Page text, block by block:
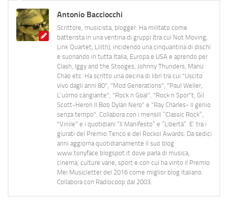
Antonio Bacciocchi
Scrittore, musicista, blogger. Ha militato come
batterista in una ventina di gruppi (tra cui Not Moving,
Link Quartet, Lilith), incidendo una cinquantina di dischi
e suonando in tutta Italia, Europa e USA e aprendo per
Clash, Iggy and the Stooges, Johnny Thunders, Manu
Chao etc. Ha scritto una decina di libri tra cui "Uscito
vivo dagli anni 80", "Mod Generations", "Paul Weller,
L’uomo cangiante", "Rock n Goal", "Rock n Spor"t, Gil
Scott-Heron Il Bob Dylan Nero" e "Ray Charles- Il genio
senza tempo". Collabora con i mensili “Classic Rock”,
"Vinile" e i quotidiani “Il Manifesto” e “Libertà”. E' tra i
giurati del Premio Tenco e del Rockol Awards. Da sedici
anni aggiorna quotidianamente il suo blog
www.tonyface.blogspot.it dove parla di musica,
cinema, culture varie, sport e con cui ha vinto il Premio
Mei Musicletter del 2016 come miglior blog italiano.
Collabora con Radiocoop dal 2003.